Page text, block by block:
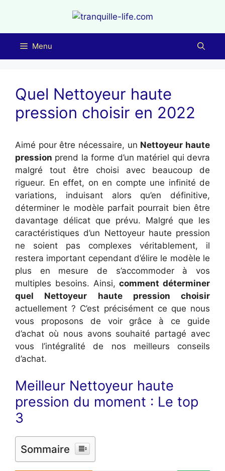
contenu
Menu
Quel Nettoyeur haute
pression choisir en 2022
Aimé pour être nécessaire, un Nettoyeur haute
pression prend la forme d’un matériel qui devra
malgré tout être choisi avec beaucoup de
rigueur. En effet, on en compte une infinité de
variations, induisant alors qu’en définitive,
déterminer le modèle parfait pourrait bien être
davantage délicat que prévu. Malgré que les
caractéristiques d’un Nettoyeur haute pression
ne soient pas complexes véritablement, il
restera important cependant d’élire le modèle le
plus en mesure de s’accommoder à vos
multiples besoins. Ainsi,comment déterminer
quel Nettoyeur haute pression choisir
actuellement ? C’est précisément ce que nous
vous proposons de voir grâce à ce guide
d’achat où nous avons souhaité partagé avec
vous l’intégralité de nos meilleurs conseils
d’achat.
Meilleur Nettoyeur haute
pression du moment : Le top
3
Sommaire